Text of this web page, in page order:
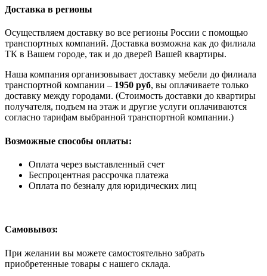
Доставка в регионы
Осуществляем доставку во все регионы России с помощью
транспортных компаний. Доставка возможна как до филиала
ТК в Вашем городе, так и до дверей Вашей квартиры.
Наша компания организовывает доставку мебели до филиала
транспортной компании – 1950 руб, вы оплачиваете только
доставку между городами. (Стоимость доставки до квартиры
получателя, подъем на этаж и другие услуги оплачиваются
согласно тарифам выбранной транспортной компании.)
Возможные способы оплаты:
Оплата через выставленный счет
Беспроцентная рассрочка платежа
Оплата по безналу для юридических лиц
Самовывоз:
При желании вы можете самостоятельно забрать
приобретенные товары с нашего склада.